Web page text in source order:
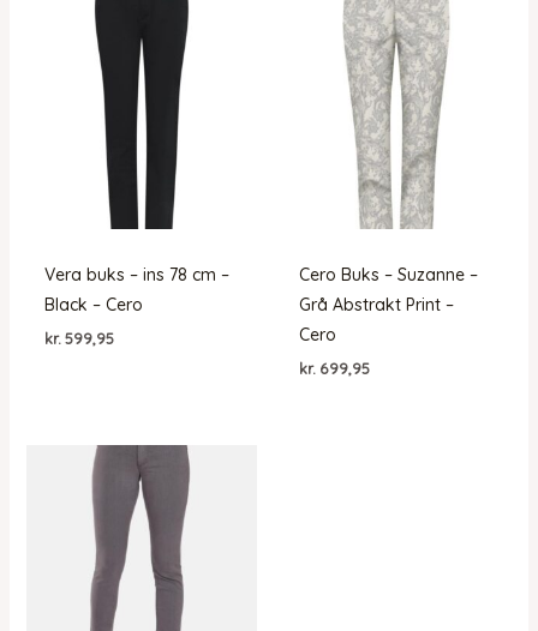
Vera buks – ins 78 cm –
Black – Cero
kr. 599,95
Cero Buks – Suzanne –
Grå Abstrakt Print –
Cero
kr. 699,95